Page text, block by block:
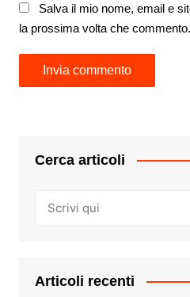
Salva il mio nome, email e
la prossima volta che commento.
Cerca articoli
Articoli recenti